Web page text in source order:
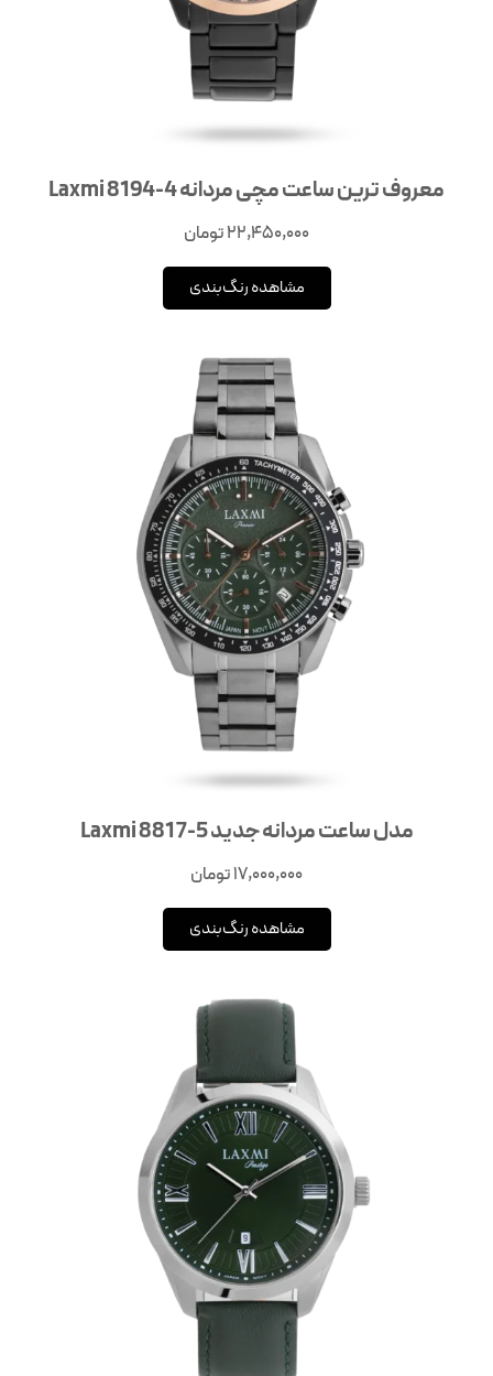
معروف ترین ساعت مچی مردانه Laxmi 8194-4
22,450,000تومان
مشاهده رنگ‌بندی
مدل ساعت مردانه جدید Laxmi 8817-5
17,000,000تومان
مشاهده رنگ‌بندی